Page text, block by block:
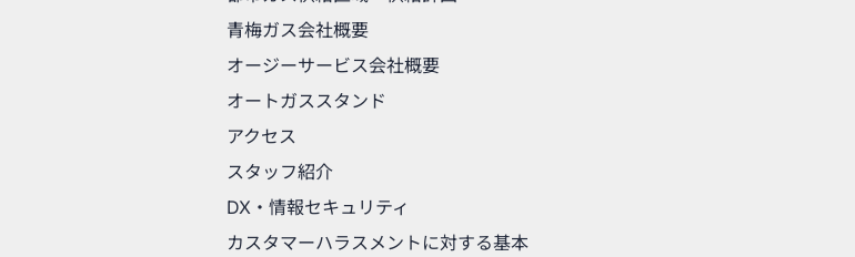
青梅ガス会社概要
オージーサービス会社概要
オートガススタンド
アクセス
スタッフ紹介
DX・情報セキュリティ
カスタマーハラスメントに対する基本